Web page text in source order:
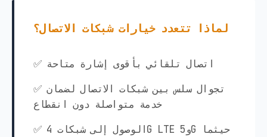
لماذا تتعدد خيارات شبكات الاتصال؟
✅ اتصال تلقائي بأقوى إشارة متاحة
✅ تجوال سلس بين شبكات الاتصال لضمان
خدمة متواصلة دون انقطاع
✅ الوصول إلى شبكات 4G LTE و5G حيثما